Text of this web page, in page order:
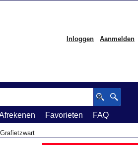
Inloggen Aanmelden
Favorieten
FAQ